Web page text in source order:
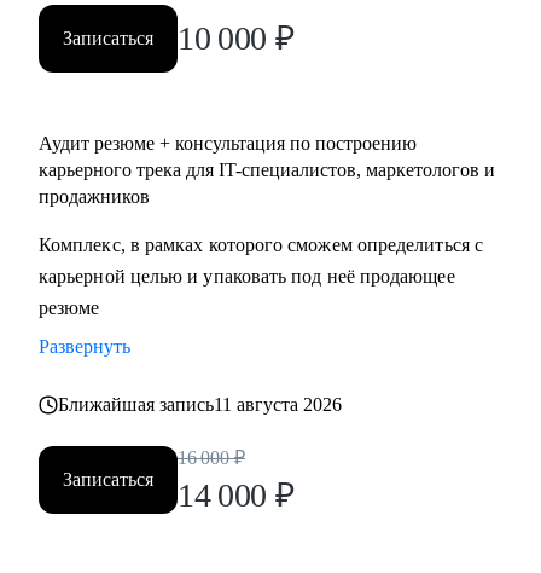
Записаться 10 000 ₽
Аудит резюме + консультация по построению
карьерного трека для IT-специалистов, маркетологов и
продажников
Комплекс, в рамках которого сможем определиться с
карьерной целью и упаковать под неё продающее
резюме
Развернуть
Ближайшая запись11 августа 2026
Записаться
16 000 ₽
14 000 ₽